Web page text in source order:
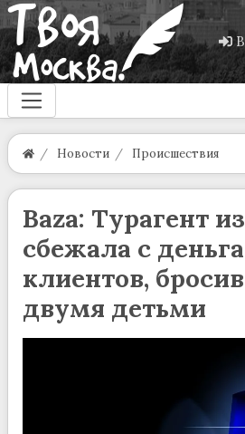
Новости Происшествия
Baza: Турагент
сбежала с
клиентов,
двумя детьми